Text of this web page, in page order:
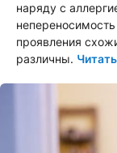
наряду с
проявления
различны.